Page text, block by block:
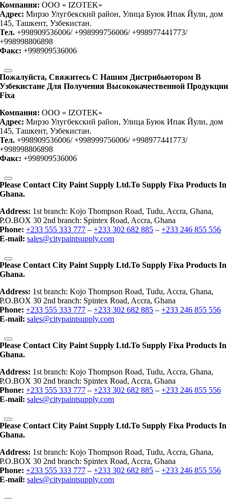
Компания: OOO « IZOTEK»
Адрес: Мирзо Улугбекский район, Улица Буюк Ипак Йули, дом
145, Ташкент, Узбекистан.
Тел. +998909536006/ +998999756006/ +998977441773/
+998998806898
Факс: +998909536006
Пожалуйста, Свяжитесь С Нашим Дистрибьютором В
Узбекистане Для Получения Высококачественной Продукции
Fixa
Компания: OOO « IZOTEK»
Адрес: Мирзо Улугбекский район, Улица Буюк Ипак Йули, дом
145, Ташкент, Узбекистан.
Тел. +998909536006/ +998999756006/ +998977441773/
+998998806898
Факс: +998909536006
Please Contact City Paint Supply Ltd.to Supply Fixa Products In
Ghana.
Address: 1st branch: Kojo Thompson Road, Tudu, Accra, Ghana,
P.O.BOX 30 2nd branch: Spintex Road, Accra, Ghana
Phone: +233 555 333 777 –+233 302 682 885 –+233 246 855 556
E-mail: sales@citypaintsupply.com
Please Contact City Paint Supply Ltd.to Supply Fixa Products In
Ghana.
Address: 1st branch: Kojo Thompson Road, Tudu, Accra, Ghana,
P.O.BOX 30 2nd branch: Spintex Road, Accra, Ghana
Phone: +233 555 333 777 –+233 302 682 885 –+233 246 855 556
E-mail: sales@citypaintsupply.com
Please Contact City Paint Supply Ltd.to Supply Fixa Products In
Ghana.
Address: 1st branch: Kojo Thompson Road, Tudu, Accra, Ghana,
P.O.BOX 30 2nd branch: Spintex Road, Accra, Ghana
Phone: +233 555 333 777 –+233 302 682 885 –+233 246 855 556
E-mail: sales@citypaintsupply.com
Please Contact City Paint Supply Ltd.to Supply Fixa Products In
Ghana.
Address: 1st branch: Kojo Thompson Road, Tudu, Accra, Ghana,
P.O.BOX 30 2nd branch: Spintex Road, Accra, Ghana
Phone: +233 555 333 777 –+233 302 682 885 –+233 246 855 556
E-mail: sales@citypaintsupply.com